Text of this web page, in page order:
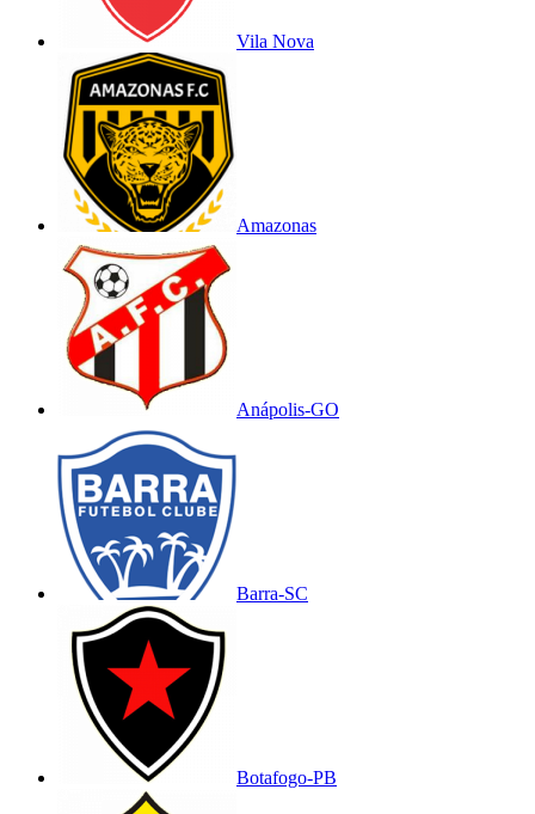
Vila Nova
Amazonas
Anápolis-GO
Barra-SC
Botafogo-PB